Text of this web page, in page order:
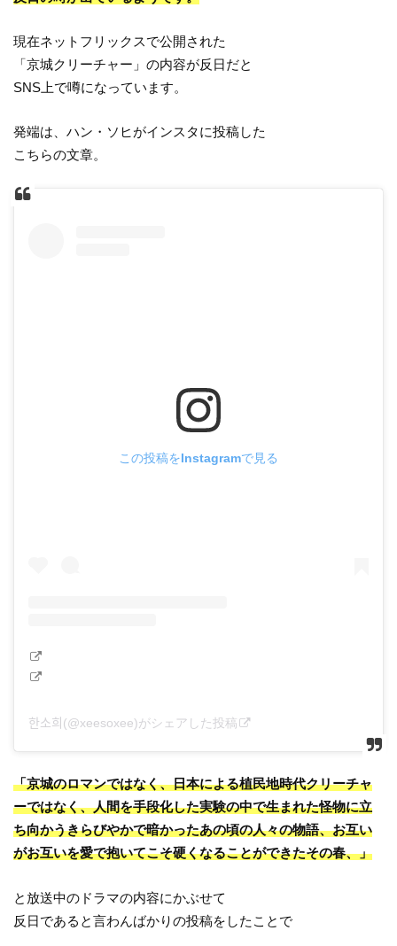
現在ネットフリックスで公開された
「京城クリーチャー」の内容が反日だと
SNS上で噂になっています。
発端は、ハン・ソヒがインスタに投稿した
こちらの文章。
この投稿をInstagramで見る
한소희(@xeesoxee)がシェアした投稿
「京城のロマンではなく、日本による植民地時代クリーチャ
ーではなく、人間を手段化した実験の中で生まれた怪物に立
ち向かうきらびやかで暗かったあの頃の人々の物語、お互い
がお互いを愛で抱いてこそ硬くなることができたその春、」
と放送中のドラマの内容にかぶせて
反日であると言わんばかりの投稿をしたことで